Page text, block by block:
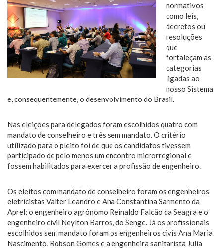
normativos
como leis,
decretos ou
resoluções
que
fortaleçam as
categorias
ligadas ao
nosso Sistema
e, consequentemente, o desenvolvimento do Brasil.
Nas eleições para delegados foram escolhidos quatro com
mandato de conselheiro e três sem mandato. O critério
utilizado para o pleito foi de que os candidatos tivessem
participado de pelo menos um encontro microrregional e
fossem habilitados para exercer a profissão de engenheiro.
Os eleitos com mandato de conselheiro foram os engenheiros
eletricistas Valter Leandro e Ana Constantina Sarmento da
Aprel; o engenheiro agrônomo Reinaldo Falcão da Seagra e o
engenheiro civil Neylton Barros, do Senge. Já os profissionais
escolhidos sem mandato foram os engenheiros civis Ana Maria
Nascimento, Robson Gomes e a engenheira sanitarista Julia